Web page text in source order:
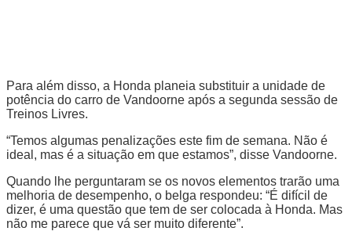
Para além disso, a Honda planeia substituir a unidade de
potência do carro de Vandoorne após a segunda sessão de
Treinos Livres.
“Temos algumas penalizações este fim de semana. Não é
ideal, mas é a situação em que estamos”, disse Vandoorne.
Quando lhe perguntaram se os novos elementos trarão uma
melhoria de desempenho, o belga respondeu: “É difícil de
dizer, é uma questão que tem de ser colocada à Honda. Mas
não me parece que vá ser muito diferente”.